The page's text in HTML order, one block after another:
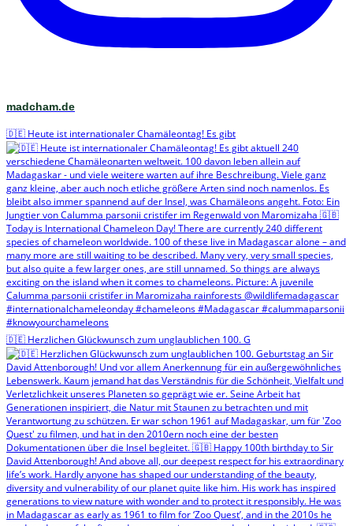
madcham.de
🇩🇪 Heute ist internationaler Chamäleontag! Es gibt
🇩🇪 Herzlichen Glückwunsch zum unglaublichen 100. G